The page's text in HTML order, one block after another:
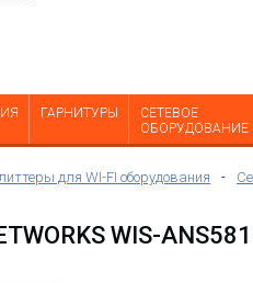
ГАРНИТУРЫ
СЕТЕВОЕ
ОБОРУДОВАНИЕ
для WI-FI оборудования -
WIS-